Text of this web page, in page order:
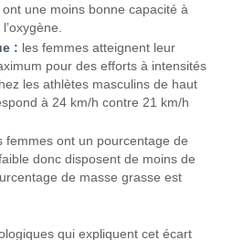
une moins bonne capacité à
: les femmes atteignent leur
pour des efforts à intensités
les athlètes masculins de haut
à 24 km/h contre 21 km/h
femmes ont un pourcentage de
donc disposent de moins de
de masse grasse est
qui expliquent cet écart